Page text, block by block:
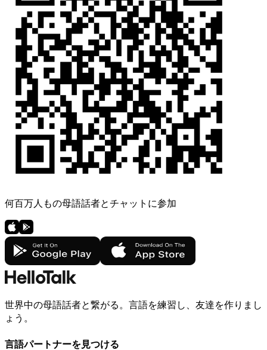
何百万人もの母語話者とチャットに参加
世界中の母語話者と繋がる。言語を練習し、友達を作りまし
ょう。
言語パートナーを見つける